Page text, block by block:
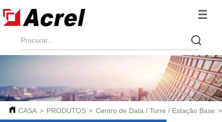
CASA > PRODUTOS > Centro de Data / Torre / Estação Base >